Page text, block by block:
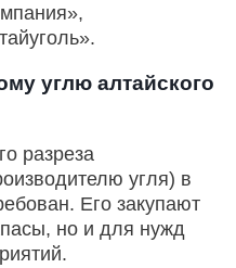
углю алтайского
разреза
угля) в
Его закупают
но и для нужд